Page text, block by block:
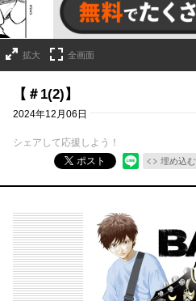
拡大 全画面
【＃1(2)】
2024年12月06日
シェアして応援しよう！
ポスト
埋め込む